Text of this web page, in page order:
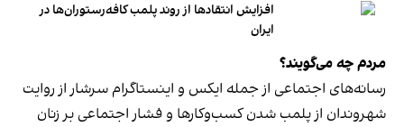
افزایش انتقادها از روند پلمب کافه‌رستوران‌ها در
ایران
مردم چه می‌گویند؟
رسانه‎‌های اجتماعی از جمله ایکس و اینستاگرام سرشار از روایت
شهروندان از پلمب شدن کسب‌وکارها و فشار اجتماعی بر زنان